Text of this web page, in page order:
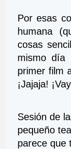
Por esas
humana
cosas
mismo día
primer film
¡Jajaja!
Sesión de
pequeño
parece que